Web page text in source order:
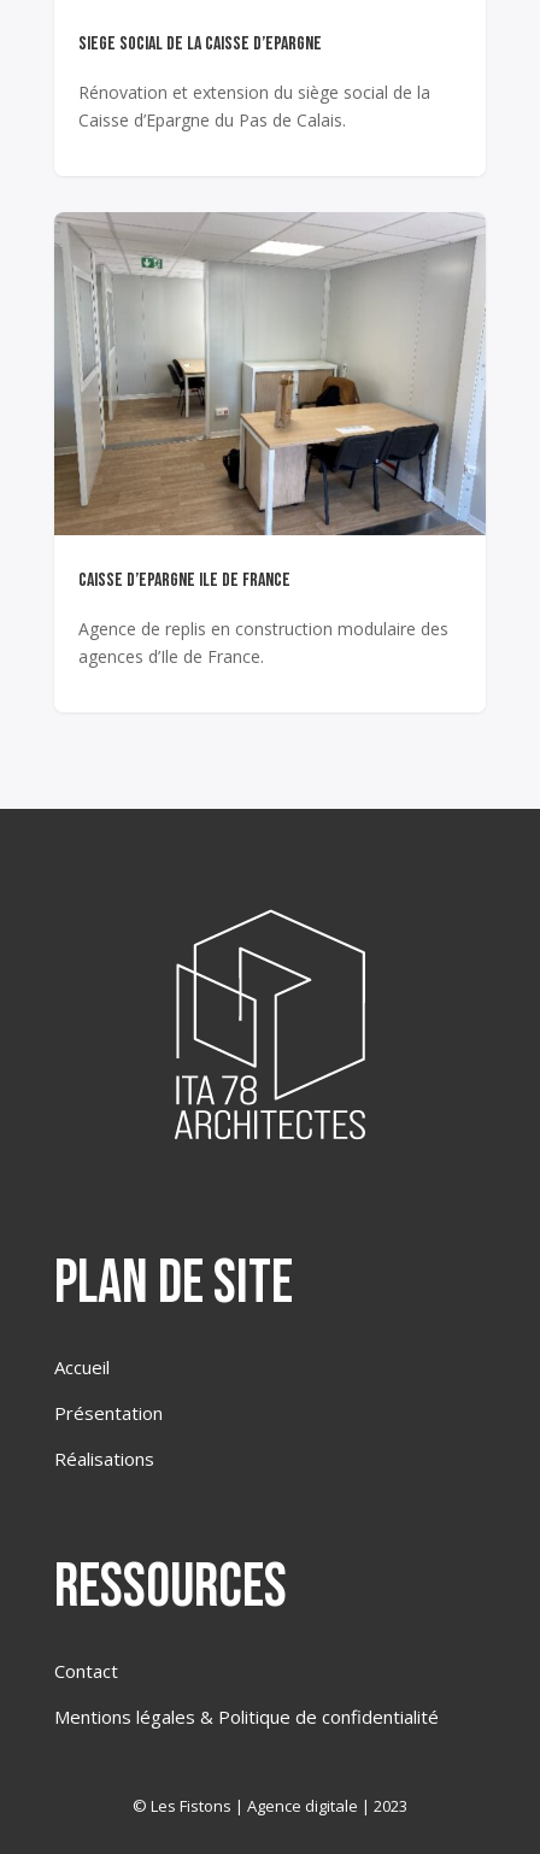
SIEGE SOCIAL DE LA CAISSE D’EPARGNE
Rénovation et extension du siège social de la
Caisse d’Epargne du Pas de Calais.
CAISSE D’EPARGNE ILE DE FRANCE
Agence de replis en construction modulaire des
agences d’Ile de France.
Plan de site
Accueil
Présentation
Réalisations
ressources
Contact
Mentions légales & Politique de confidentialité
© Les Fistons | Agence digitale | 2023